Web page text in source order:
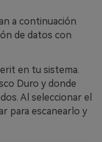
a continuación
de datos con
en tu sistema.
Duro y donde
Al seleccionar el
para escanearlo y